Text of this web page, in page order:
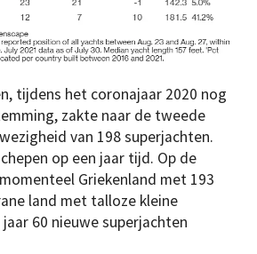
tijdens het coronajaar 2020 nog
zakte naar de tweede
van 198 superjachten.
op een jaar tijd. Op de
Griekenland met 193
land met talloze kleine
60 nieuwe superjachten